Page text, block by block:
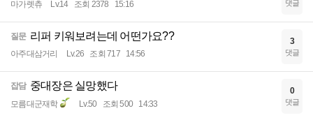
마가렛츄 Lv.14 조회 2378 15:16 댓글
질문 리퍼 키워보려는데 어떤가요??
아주대삼거리 Lv.26 조회 717 14:56
3
댓글
잡담 중대장은 실망했다
모름대군재학 Lv.50 조회 500 14:33
0
댓글